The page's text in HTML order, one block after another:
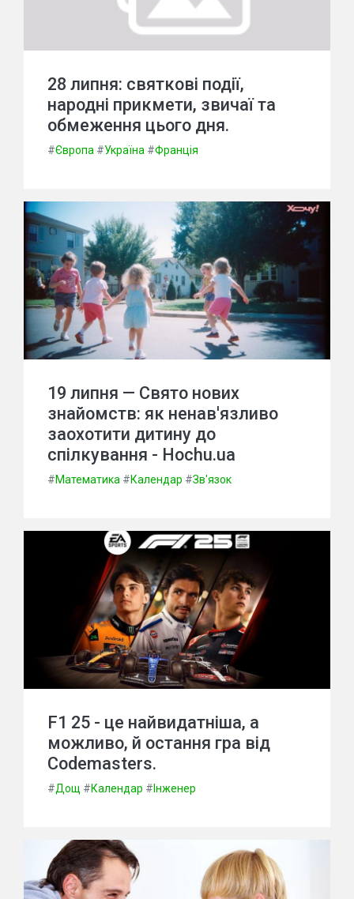
28 липня: святкові події,
народні прикмети, звичаї та
обмеження цього дня.
#Європа #Україна #Франція
19 липня — Свято нових
знайомств: як ненав'язливо
заохотити дитину до
спілкування - Hochu.ua
#Математика #Календар #Зв'язок
F1 25 - це найвидатніша, а
можливо, й остання гра від
Codemasters.
#Дощ #Календар # Інженер